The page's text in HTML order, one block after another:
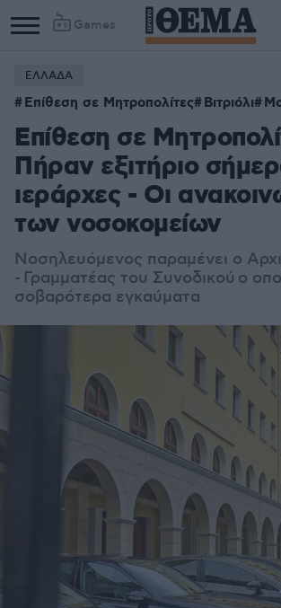
Games
ΕΛΛΑΔΑ
Επίθεση σε Μητροπολίτες Βιτριόλι
Επίθεση σε
Πήραν εξιτήριο
ιεράρχες - Οι
των νοσοκομείων
Νοσηλευόμενος παραμένει ο
- Γραμματέας του Συνοδικού ο
σοβαρότερα εγκαύματα